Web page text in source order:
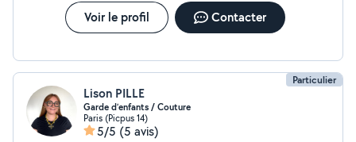
Voir le profil Contacter
Particulier
Lison PILLE
Garde d’enfants / Couture
Paris (Picpus 14)
5/5 (5 avis)